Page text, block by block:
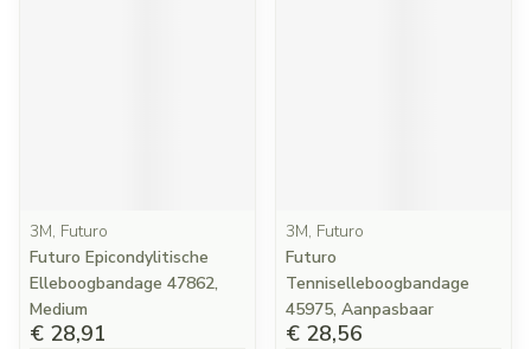
3M, Futuro
Futuro Epicondylitische
Elleboogbandage 47862,
Medium
€ 28,91
3M, Futuro
Futuro
Tenniselleboogbandage
45975, Aanpasbaar
€ 28,56